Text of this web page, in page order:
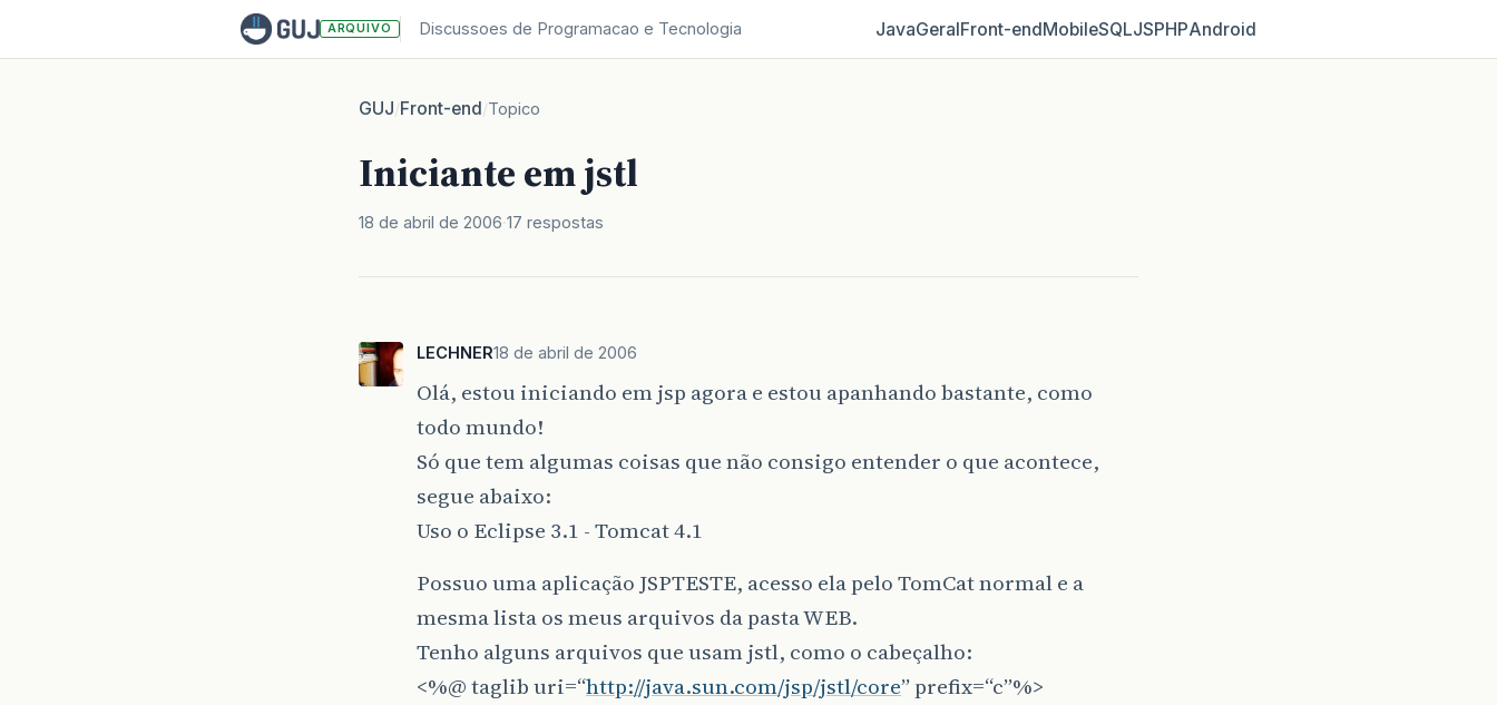
ARQUIVO Discussoes de Programacao e Tecnologia JavaGeralFront‑endMobileSQLJSPHPAndroid
GUJ/Front-end/Topico
Iniciante em jstl
18 de abril de 2006 17 respostas
LECHNER18 de abril de 2006
Olá, estou iniciando em jsp agora e estou apanhando bastante, como
todo mundo!
Só que tem algumas coisas que não consigo entender o que acontece,
segue abaixo:
Uso o Eclipse 3.1 - Tomcat 4.1
Possuo uma aplicação JSPTESTE, acesso ela pelo TomCat normal e a
mesma lista os meus arquivos da pasta WEB.
Tenho alguns arquivos que usam jstl, como o cabeçalho:
<%@ taglib uri=“http://java.sun.com/jsp/jstl/core” prefix=“c”%>